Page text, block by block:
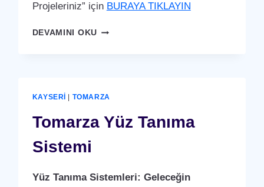
Projeleriniz” için BURAYA TIKLAYIN
DEVAMINI OKUTOMARZA
KAYSERI TOMARZA
Tomarza Yüz Tanıma
Sistemi
Yüz Tanıma Sistemleri: Geleceğin